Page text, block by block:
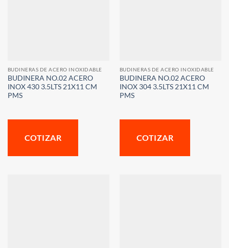
BUDINERAS DE ACERO INOXIDABLE
BUDINERA NO.02 ACERO
INOX 430 3.5LTS 21X11 CM
PMS
COTIZAR
BUDINERAS DE ACERO INOXIDABLE
BUDINERA NO.02 ACERO
INOX 304 3.5LTS 21X11 CM
PMS
COTIZAR